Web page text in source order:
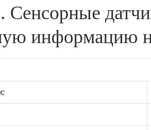
Сенсорные
информацию